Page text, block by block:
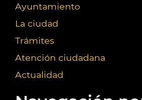
Ayuntamiento
La ciudad
Trámites
Atención ciudadana
Actualidad